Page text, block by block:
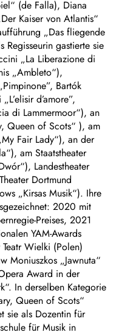
(de Falla), Diana
Kaiser von Atlantis“
„Das fliegende
Regisseurin gastierte sie
„La Liberazione di
„Ambleto“),
Bartók
d’amore”,
di Lammermoor“), an
Queen of Scots“ ), am
Fair Lady“), an der
am Staatstheater
Landestheater
Dortmund
„Kirsas Musik“).​​ Ihre
2020 mit
Preises, 2021
YAM-Awards
Wielki (Polen)
Moniuszkos „Jawnuta“
Award in der
In derselben Kategorie
Queen of Scots“
sie als Dozentin für
für Musik in